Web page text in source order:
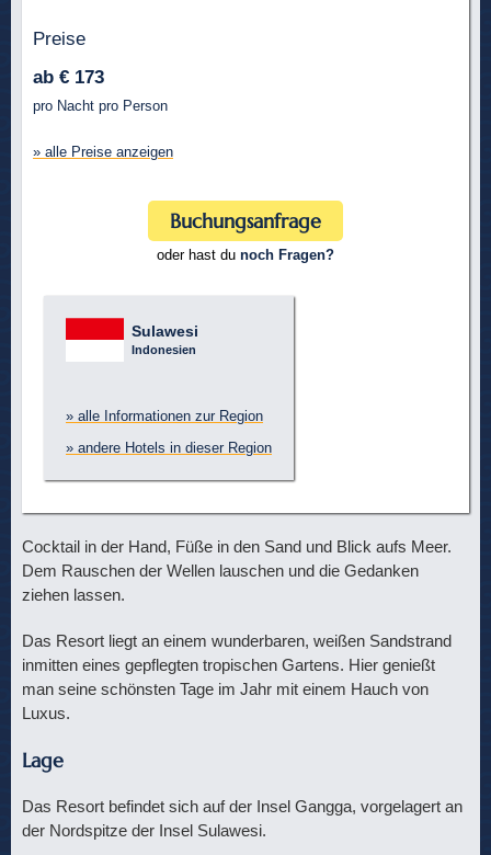
Preise
ab € 173
pro Nacht pro Person
» alle Preise anzeigen
Sulawesi
Indonesien
» alle Informationen zur Region
» andere Hotels in dieser Region
Buchungsanfrage
oder hast du noch Fragen?
Cocktail in der Hand, Füße in den Sand und Blick aufs Meer.
Dem Rauschen der Wellen lauschen und die Gedanken
ziehen lassen.
Das Resort liegt an einem wunderbaren, weißen Sandstrand
inmitten eines gepflegten tropischen Gartens. Hier genießt
man seine schönsten Tage im Jahr mit einem Hauch von
Luxus.
Lage
Das Resort befindet sich auf der Insel Gangga, vorgelagert an
der Nordspitze der Insel Sulawesi.